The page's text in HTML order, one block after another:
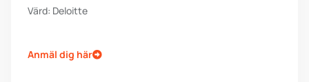
Värd: Deloitte
Anmäl dig här